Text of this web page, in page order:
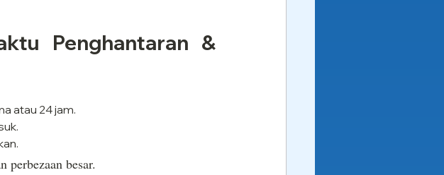
Penghantaran &
atau 24 jam.
perbezaan besar.